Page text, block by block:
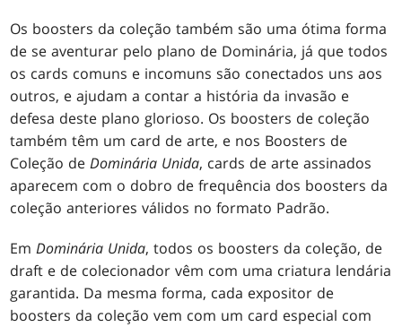
Os boosters da coleção também são uma ótima forma
de se aventurar pelo plano de Dominária, já que todos
os cards comuns e incomuns são conectados uns aos
outros, e ajudam a contar a história da invasão e
defesa deste plano glorioso. Os boosters de coleção
também têm um card de arte, e nos Boosters de
Coleção deDominária Unida, cards de arte assinados
aparecem com o dobro de frequência dos boosters da
coleção anteriores válidos no formato Padrão.
EmDominária Unida, todos os boosters da coleção, de
draft e de colecionador vêm com uma criatura lendária
garantida. Da mesma forma, cada expositor de
boosters da coleção vem com um card especial com